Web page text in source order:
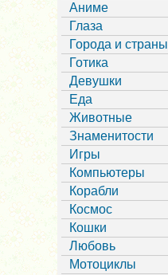
Аниме
Глаза
Города и страны
Готика
Девушки
Еда
Животные
Знаменитости
Игры
Компьютеры
Корабли
Космос
Кошки
Любовь
Мотоциклы